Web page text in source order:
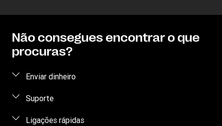
Não consegues encontrar o que
procuras?
Enviar dinheiro
Enviar dinheiro online
Suporte
Apoio ao cliente
Ligações rápidas